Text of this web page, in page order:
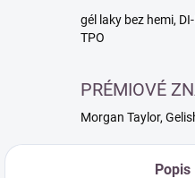
gél laky bez hemi,
TPO
PRÉMIOVÉ
Morgan Taylor,
Popis